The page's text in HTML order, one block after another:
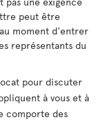
peut être
moment d'entrer
représentants du
pour discuter
à vous et à
comporte des